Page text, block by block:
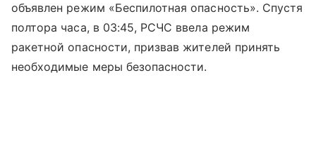
объявлен режим «Беспилотная опасность». Спустя
полтора часа, в 03:45, РСЧС ввела режим
ракетной опасности, призвав жителей принять
необходимые меры безопасности.